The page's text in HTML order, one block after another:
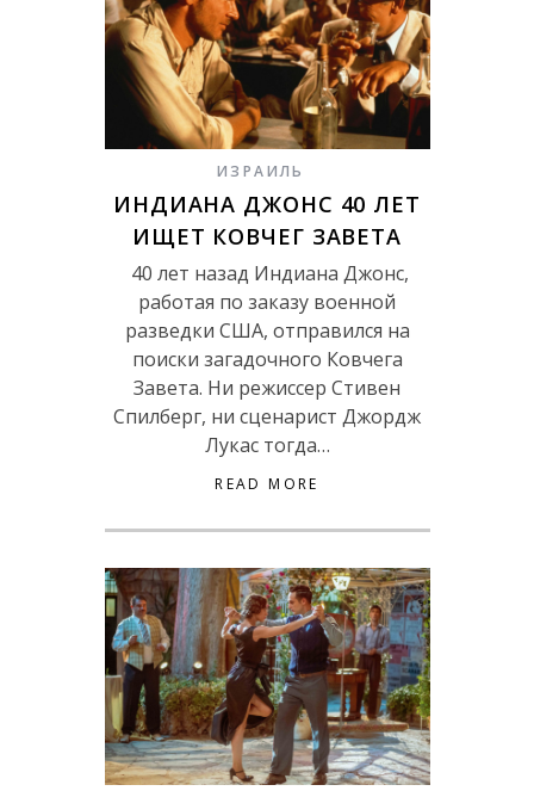
ИЗРАИЛЬ
ИНДИАНА ДЖОНС 40 ЛЕТ
ИЩЕТ КОВЧЕГ ЗАВЕТА
40 лет назад Индиана Джонс,
работая по заказу военной
разведки США, отправился на
поиски загадочного Ковчега
Завета. Ни режиссер Стивен
Спилберг, ни сценарист Джордж
Лукас тогда…
READ MORE